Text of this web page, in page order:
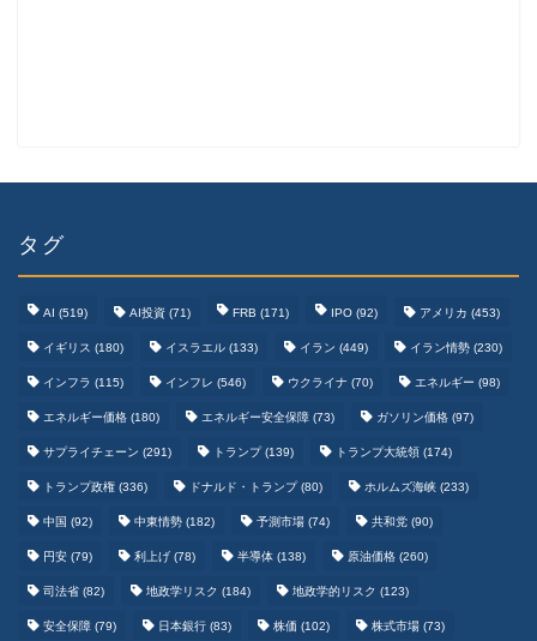
タグ
AI (519) AI投資 (71) FRB (171) IPO (92) アメリカ (453)
イギリス (180) イスラエル (133) イラン (449) イラン情勢 (230)
インフラ (115) インフレ (546) ウクライナ (70) エネルギー (98)
エネルギー価格 (180) エネルギー安全保障 (73) ガソリン価格 (97)
サプライチェーン (291) トランプ(139) トランプ大統領 (174)
トランプ政権 (336) ドナルド・トランプ(80) ホルムズ海峡 (233)
中国 (92) 中東情勢 (182) 予測市場 (74) 共和党 (90)
円安 (79) 利上げ (78) 半導体 (138) 原油価格 (260)
司法省 (82) 地政学リスク (184) 地政学的リスク (123)
安全保障 (79) 日本銀行 (83) 株価 (102) 株式市場 (73)
野球まとめ